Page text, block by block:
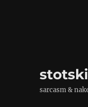
sarcasm &